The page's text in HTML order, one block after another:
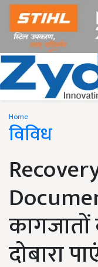
Home
विविध
दोबारा